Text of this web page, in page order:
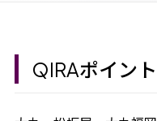
QIRAポイン